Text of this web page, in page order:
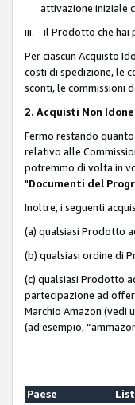
attivazione iniziale
iii. il Prodotto che hai
Per ciascun Acquisto
costi di spedizione, le
sconti, le commissioni
2. Acquisti Non
Fermo restando
relativo alle
potremmo di volta in
"Documenti del
Inoltre, i seguenti
(a) qualsiasi Prodotto
(b) qualsiasi ordine di
(c) qualsiasi Prodotto
partecipazione ad
Marchio Amazon (vedi
(ad esempio,
Paese